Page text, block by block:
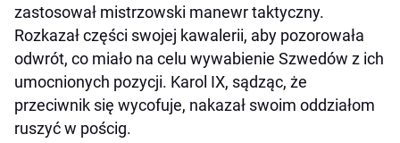
zastosował mistrzowski manewr taktyczny.
Rozkazał części swojej kawalerii, aby pozorowała
odwrót, co miało na celu wywabienie Szwedów z ich
umocnionych pozycji. Karol IX, sądząc, że
przeciwnik się wycofuje, nakazał swoim oddziałom
ruszyć w pościg.​